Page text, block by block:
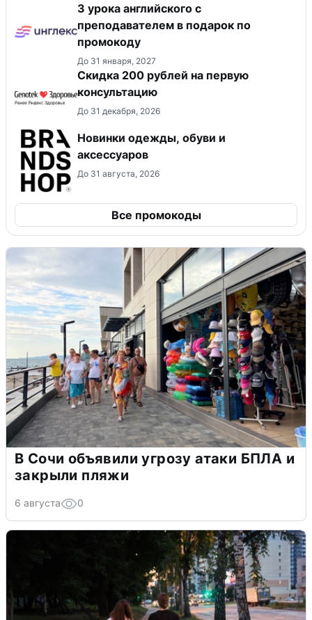
3 урока английского с
преподавателем в подарок по
промокоду
До 31 января, 2027
Скидка 200 рублей на первую
консультацию
До 31 декабря, 2026
Новинки одежды, обуви и
аксессуаров
До 31 августа, 2026
Все промокоды
В Сочи объявили угрозу атаки БПЛА и
закрыли пляжи
6 августа 0